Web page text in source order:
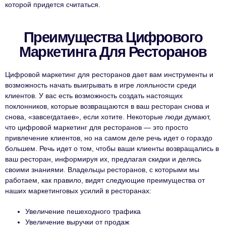
которой придется считаться.
Преимущества Цифрового
Маркетинга Для Ресторанов
Цифровой маркетинг для ресторанов дает вам инструменты и
возможность начать выигрывать в игре лояльности среди
клиентов. У вас есть возможность создать настоящих
поклонников, которые возвращаются в ваш ресторан снова и
снова, «завсегдатаев», если хотите. Некоторые люди думают,
что цифровой маркетинг для ресторанов — это просто
привлечение клиентов, но на самом деле речь идет о гораздо
большем. Речь идет о том, чтобы ваши клиенты возвращались в
ваш ресторан, информируя их, предлагая скидки и делясь
своими знаниями. Владельцы ресторанов, с которыми мы
работаем, как правило, видят следующие преимущества от
наших маркетинговых усилий в ресторанах:
Увеличение пешеходного трафика
Увеличение выручки от продаж